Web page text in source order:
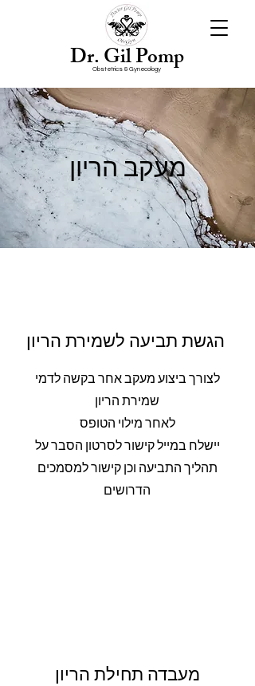
Obstetrics & Gynecology
Dr. Gil Pomp
מעקב הריון
לצורך ביצוע מעקב אחר בקשה לדמי
שמירת הריון
לאחר מילוי הטופס
יישלח במייל קישור לסרטון הסבר על
תהליך התביעה וכן קישור למסמכים
הדרושים
מעבדה תחילת הריון